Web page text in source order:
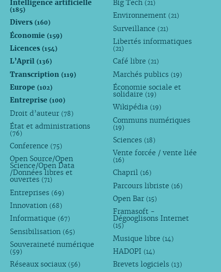
Intelligence artificielle
(185)
Divers (160)
Économie (159)
Licences (154)
L’April (136)
Transcription (119)
Europe (102)
Entreprise (100)
Droit d’auteur (78)
État et administrations
(76)
Conference (75)
Open Source/Open
Science/Open Data
/Données libres et
ouvertes (71)
Entreprises (69)
Innovation (68)
Informatique (67)
Sensibilisation (65)
Souveraineté numérique
(59)
Réseaux sociaux (56)
Big Tech (21)
Environnement (21)
Surveillance (21)
Libertés informatiques
(21)
Café libre (21)
Marchés publics (19)
Économie sociale et
solidaire (19)
Wikipédia (19)
Communs numériques
(19)
Sciences (18)
Vente forcée / vente liée
(16)
Chapril (16)
Parcours libriste (16)
Open Bar (15)
Framasoft -
Dégooglisons Internet
(15)
Musique libre (14)
HADOPI (14)
Brevets logiciels (13)